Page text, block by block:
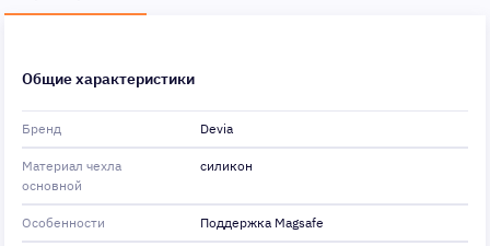
Общие характеристики
Бренд Devia
Материал чехла
основной
силикон
Особенности Поддержка Magsafe